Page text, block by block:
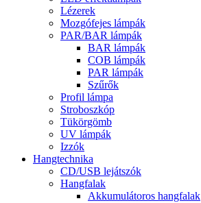
Lézerek
Mozgófejes lámpák
PAR/BAR lámpák
BAR lámpák
COB lámpák
PAR lámpák
Szűrők
Profil lámpa
Stroboszkóp
Tükörgömb
UV lámpák
Izzók
Hangtechnika
CD/USB lejátszók
Hangfalak
Akkumulátoros hangfalak